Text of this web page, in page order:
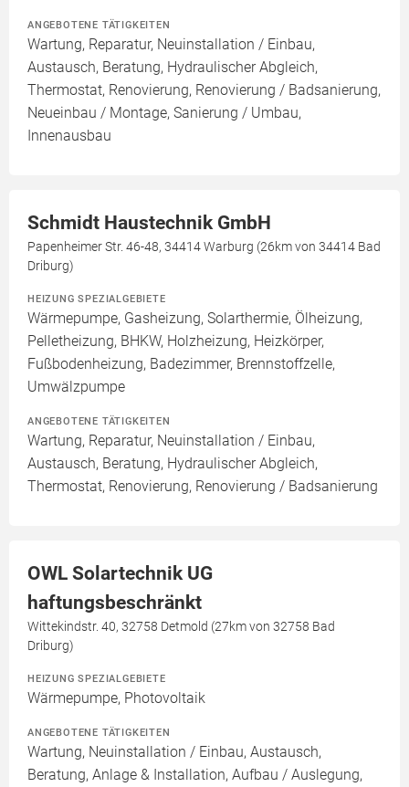
ANGEBOTENE TÄTIGKEITEN
Wartung, Reparatur, Neuinstallation / Einbau,
Austausch, Beratung, Hydraulischer Abgleich,
Thermostat, Renovierung, Renovierung / Badsanierung,
Neueinbau / Montage, Sanierung / Umbau,
Innenausbau
Schmidt Haustechnik GmbH
Papenheimer Str. 46-48, 34414 Warburg (26km von 34414 Bad
Driburg)
HEIZUNG SPEZIALGEBIETE
Wärmepumpe, Gasheizung, Solarthermie, Ölheizung,
Pelletheizung, BHKW, Holzheizung, Heizkörper,
Fußbodenheizung, Badezimmer, Brennstoffzelle,
Umwälzpumpe
ANGEBOTENE TÄTIGKEITEN
Wartung, Reparatur, Neuinstallation / Einbau,
Austausch, Beratung, Hydraulischer Abgleich,
Thermostat, Renovierung, Renovierung / Badsanierung
OWL Solartechnik UG
haftungsbeschränkt
Wittekindstr. 40, 32758 Detmold (27km von 32758 Bad
Driburg)
HEIZUNG SPEZIALGEBIETE
Wärmepumpe, Photovoltaik
ANGEBOTENE TÄTIGKEITEN
Wartung, Neuinstallation / Einbau, Austausch,
Beratung, Anlage & Installation, Aufbau / Auslegung,